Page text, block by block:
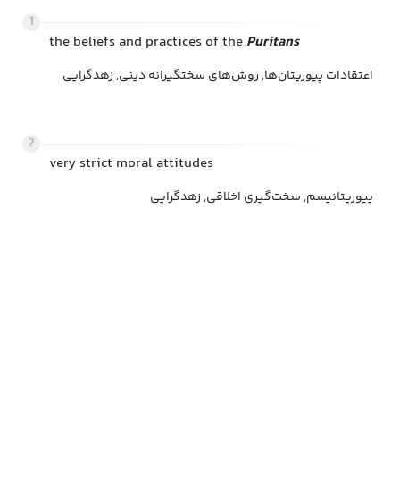
1
the beliefs and practices of the Puritans
اعتقادات پیوریتان‌ها, روش‌های سختگیرانه دینی, زهدگرایی
2
very strict moral attitudes
پیوریتانیسم, سخت‌گیری اخلاقی, زهدگرایی